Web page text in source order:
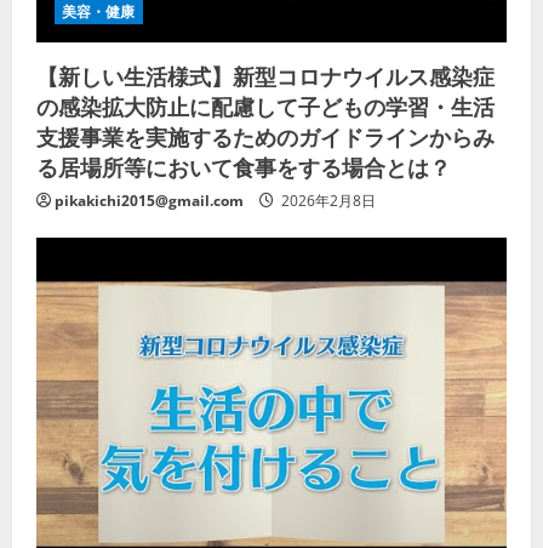
美容・健康
【新しい生活様式】新型コロナウイルス感染症
の感染拡大防止に配慮して子どもの学習・生活
支援事業を実施するためのガイドラインからみ
る居場所等において食事をする場合とは？
pikakichi2015@gmail.com 2026年2月8日